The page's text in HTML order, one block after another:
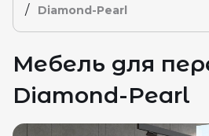
/ Diamond-Pearl
Мебель для
Diamond-Pearl